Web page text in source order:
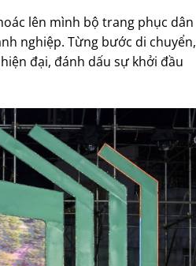
lên mình bộ trang phục dân
nghiệp. Từng bước di chuyển,
đại, đánh dấu sự khởi đầu